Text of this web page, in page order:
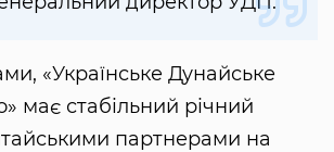
«Українське Дунайське
має стабільний річний
партнерами на